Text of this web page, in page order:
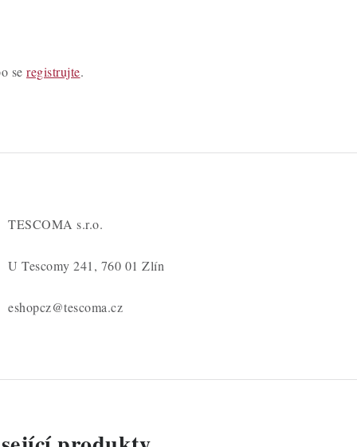
se registrujte.
TESCOMA s.r.o.
U Tescomy 241, 760 01 Zlín
eshopcz@tescoma.cz